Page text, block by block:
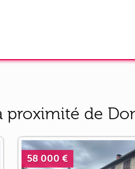
proximité de
58 000 €